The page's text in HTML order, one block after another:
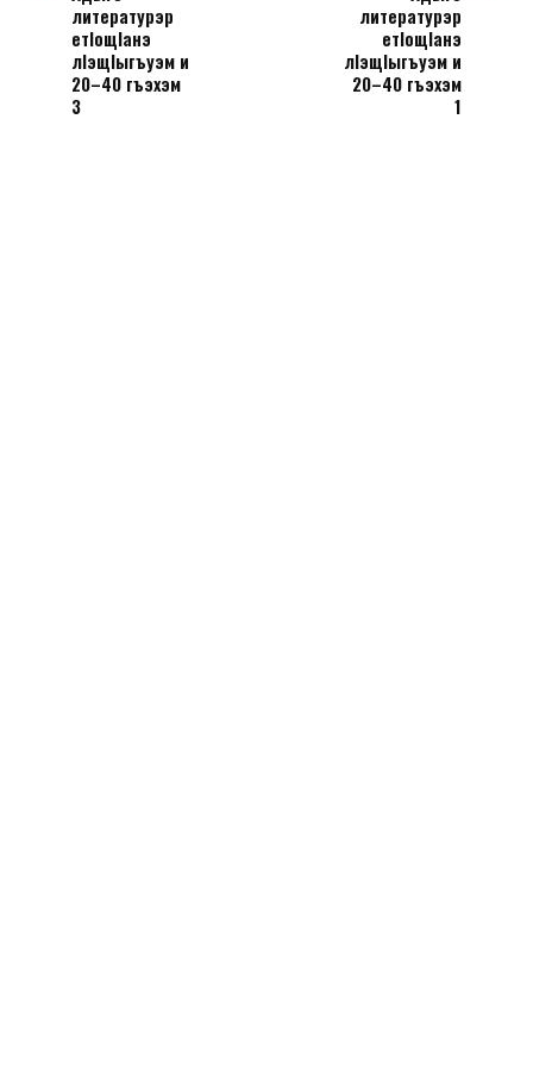
литературэр
етIощIанэ
лIэщIыгъуэм и
20–40 гъэхэм
3
литературэр
етIощIанэ
лIэщIыгъуэм и
20–40 гъэхэм
1